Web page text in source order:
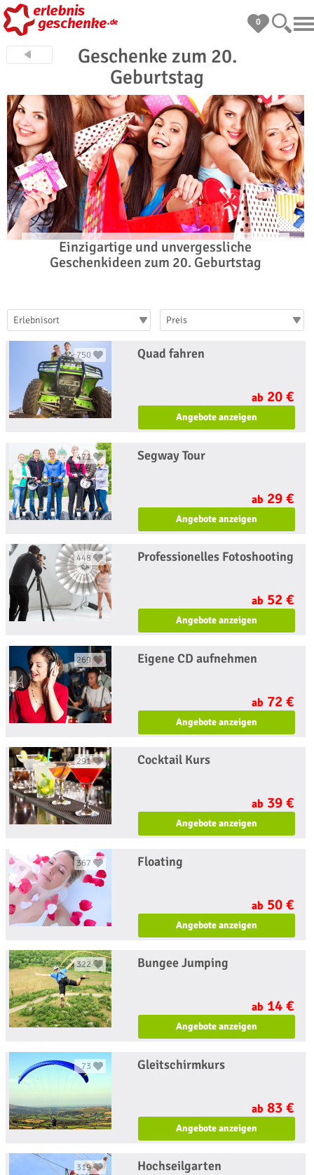
0
Geschenke zum 20.
Geburtstag
Einzigartige und unvergessliche
Geschenkideen zum 20. Geburtstag
Erlebnisort Preis
750 Quad fahren
ab 20 €
Angebote anzeigen
471 Segway Tour
ab 29 €
Angebote anzeigen
448 Professionelles Fotoshooting
ab 52 €
Angebote anzeigen
269 Eigene CD aufnehmen
ab 72 €
Angebote anzeigen
291 Cocktail Kurs
ab 39 €
Angebote anzeigen
367 Floating
ab 50 €
Angebote anzeigen
322 Bungee Jumping
ab 14 €
Angebote anzeigen
73 Gleitschirmkurs
ab 83 €
Angebote anzeigen
319 Hochseilgarten